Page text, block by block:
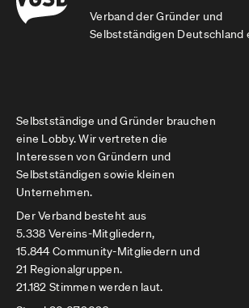
Verband der Gründer und
Selbstständigen Deutschland
Selbstständige und Gründer brauchen
eine Lobby. Wir vertreten die
Interessen von Gründern und
Selbstständigen sowie kleinen
Unternehmen.
Der Verband besteht aus
5.338 Vereins-Mitgliedern,
15.844 Community-Mitgliedern und
21 Regionalgruppen.
21.182 Stimmen werden laut.